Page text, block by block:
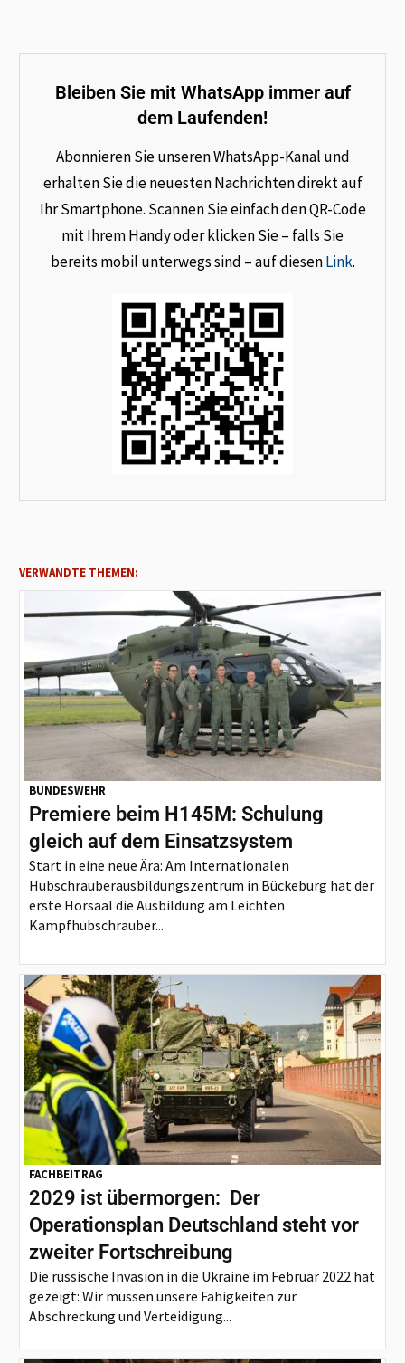
Bleiben Sie mit WhatsApp immer auf
dem Laufenden!
Abonnieren Sie unseren WhatsApp-Kanal und
erhalten Sie die neuesten Nachrichten direkt auf
Ihr Smartphone. Scannen Sie einfach den QR-Code
mit Ihrem Handy oder klicken Sie – falls Sie
bereits mobil unterwegs sind – auf diesenLink.
VERWANDTE THEMEN:
BUNDESWEHR
Premiere beim H145M: Schulung
gleich auf dem Einsatzsystem
Start in eine neue Ära: Am Internationalen
Hubschrauberausbildungszentrum in Bückeburg hat der
erste Hörsaal die Ausbildung am Leichten
Kampfhubschrauber...
FACHBEITRAG
2029 ist übermorgen: Der
Operationsplan Deutschland steht vor
zweiter Fortschreibung
Die russische Invasion in die Ukraine im Februar 2022 hat
gezeigt: Wir müssen unsere Fähigkeiten zur
Abschreckung und Verteidigung...